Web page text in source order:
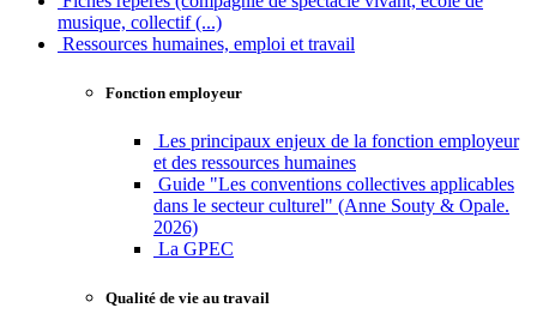
musique, collectif (...)
Ressources humaines, emploi et travail
Fonction employeur
Les principaux enjeux de la fonction employeur
et des ressources humaines
Guide "Les conventions collectives applicables
dans le secteur culturel" (Anne Souty & Opale.
2026)
La GPEC
Qualité de vie au travail